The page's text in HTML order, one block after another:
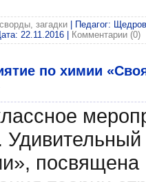
загадки | Педагог:
22.11.2016 Комментарии (0)
по химии
посвящена